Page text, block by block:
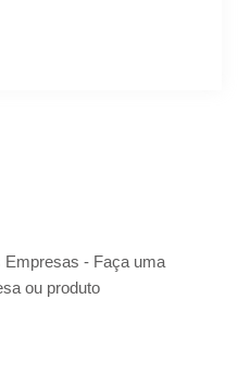
Empresas - Faça uma
ou produto